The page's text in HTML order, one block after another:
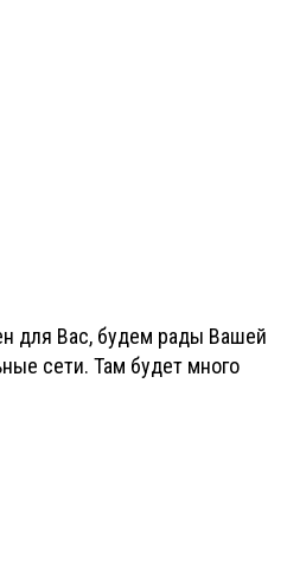
для Вас, будем рады Вашей
сети. Там будет много